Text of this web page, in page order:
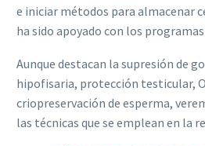
e iniciar métodos para almacenar
ha sido apoyado con los
Aunque destacan la supresión de
hipofisaria, protección testicular,
criopreservación de esperma,
las técnicas que se emplean en la